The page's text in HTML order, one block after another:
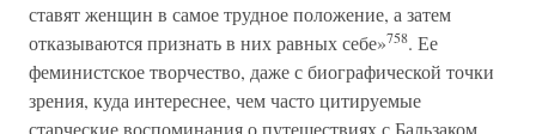
ставят женщин в самое трудное положение, а затем
отказываются признать в них равных себе»758. Ее
феминистское творчество, даже с биографической точки
зрения, куда интереснее, чем часто цитируемые
старческие воспоминания о путешествиях с Бальзаком,